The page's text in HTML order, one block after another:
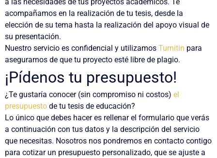
a las necesidades de tus proyectos académicos. Te
acompañamos en la realización de tu tesis, desde la
elección de su tema hasta la realización del apoyo visual de
su presentación.
Nuestro servicio es confidencial y utilizamos Turnitin para
asegurarnos de que tu proyecto esté libre de plagio.
¡Pídenos tu presupuesto!
¿Te gustaría conocer (sin compromiso ni costos) el
presupuesto de tu tesis de educación?
Lo único que debes haceres rellenarel formulario que verás
a continuación con tus datos y la descripción del servicio
que necesitas. Nosotros nos pondremos en contacto contigo
para cotizar un presupuesto personalizado, que se ajuste a